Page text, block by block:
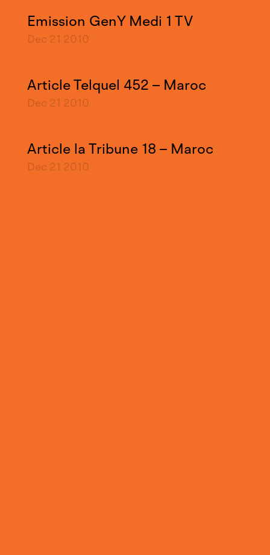
Emission GenY Medi 1 TV
Dec 21 2010
Article Telquel 452 – Maroc
Dec 21 2010
Article la Tribune 18 – Maroc
Dec 21 2010